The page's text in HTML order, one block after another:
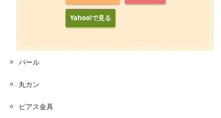
Yahoo!で見る
パール
丸カン
ピアス金具